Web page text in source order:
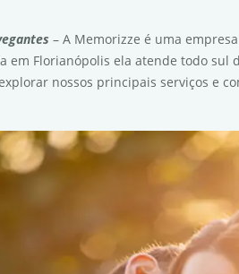
– A Memorizze é uma
em Florianópolis ela atende todo sul
nossos principais serviços e